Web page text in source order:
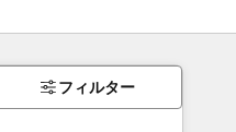
フィルター